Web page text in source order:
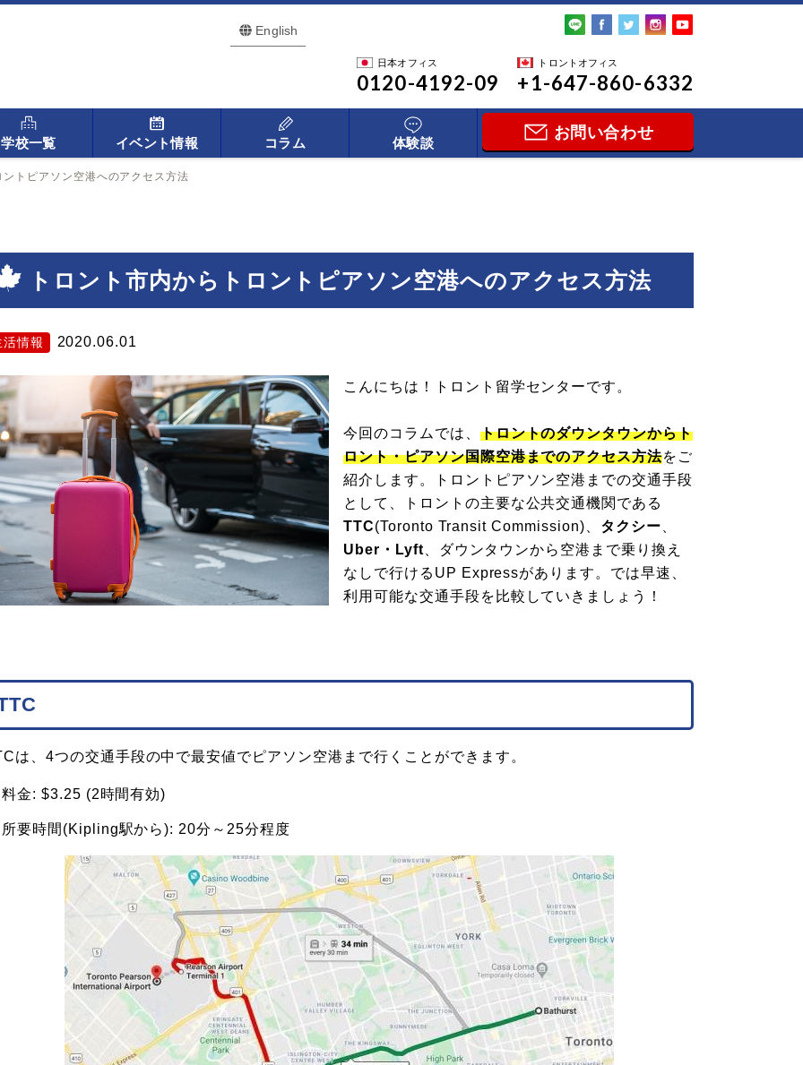
English
日本オフィス
0120-4192-09
トロントオフィス
+1-647-860-6332
学校一覧 イベント情報 コラム 体験談
お問い合わせ
トピアソン空港へのアクセス方法
トロント市内からトロントピアソン空港へのアクセス方法
活情報 2020.06.01
こんにちは！トロント留学センターです。
今回のコラムでは、 トロントのダウンタウンからト
ロント・ピアソン国際空港までのアクセス方法をご
紹介します。トロントピアソン空港までの交通手段
として、トロントの主要な公共交通機関である
TTC(Toronto Transit Commission)、 タクシー
Uber・Lyft 、ダウンタウンから空港まで乗り換え
なしで行けるUP Expressがあります。では早速、
利用可能な交通手段を比較していきましょう！
は、4つの交通手段の中で最安値でピアソン空港まで行くことができます。
料金: $3.25 (2時間有効)
所要時間(Kipling駅から): 20分～25分程度